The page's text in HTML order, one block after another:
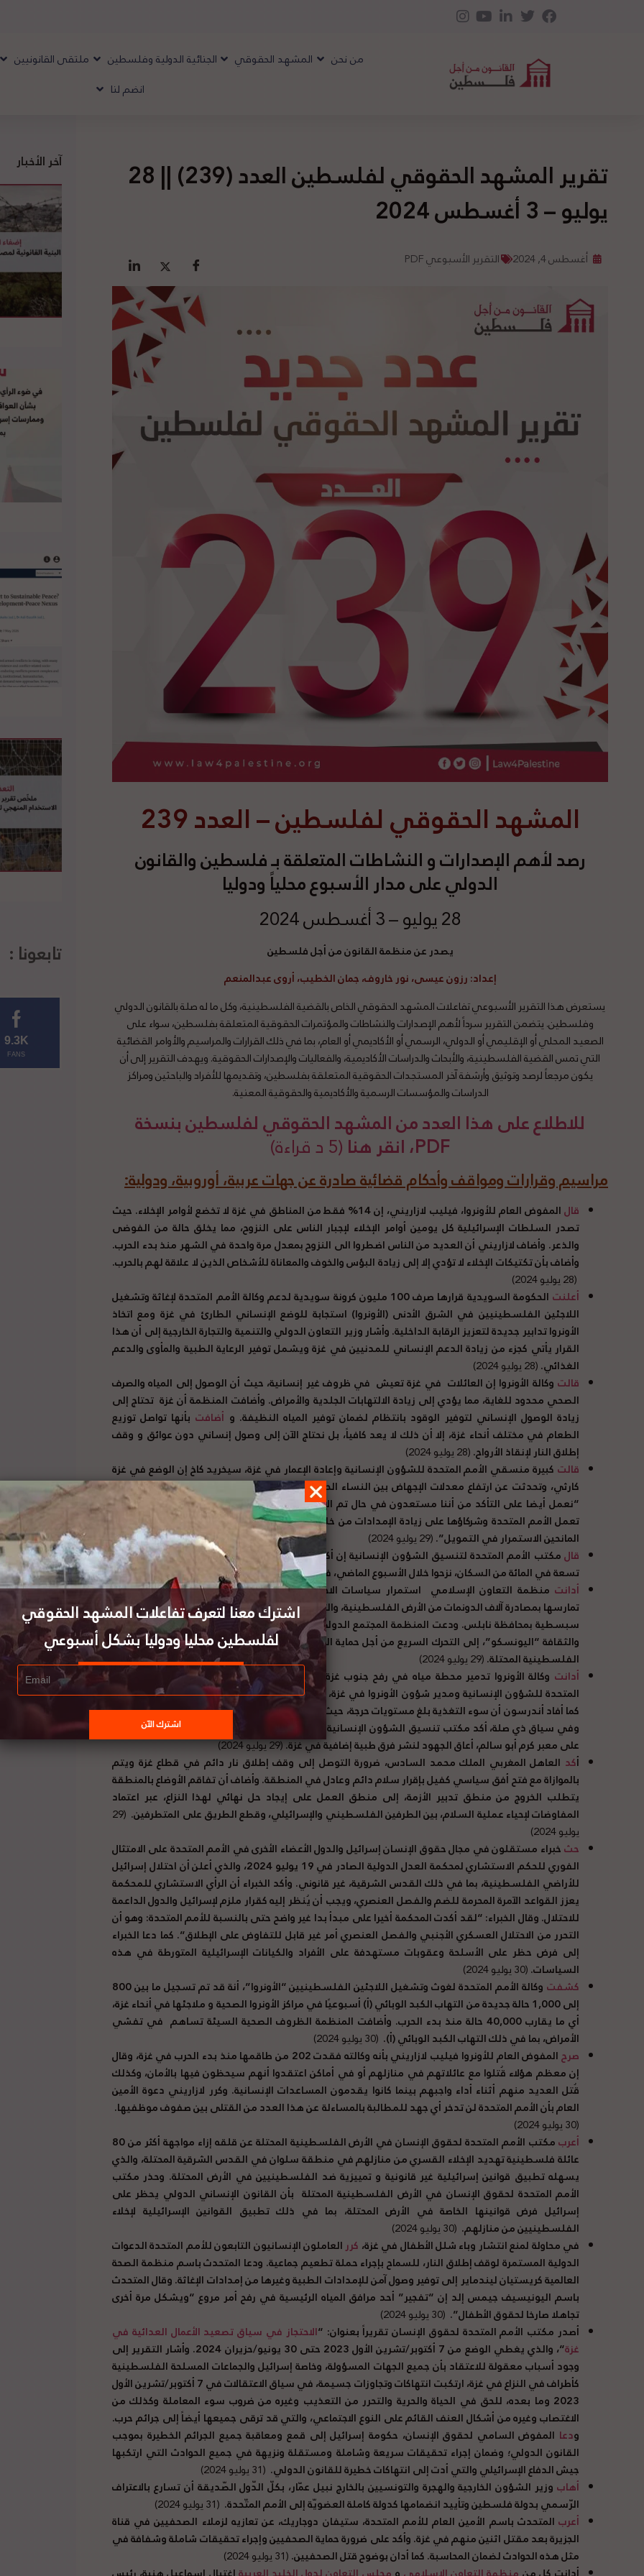
من نحن المشهد الحقوقي الجنائية الدولية وفلسطين ملتقى القانونيين
انضم لنا
تقرير المشهد الحقوقي لفلسطين العدد (239) || 28
يوليو – 3 أغسطس 2024
أغسطس 4, 2024 التقرير الأسبوعي PDF
المشهد الحقوقي لفلسطين – العدد 239
رصدلأهم الإصدارات و النشاطات المتعلقة بـ فلسطين والقانون
الدولي على مدار الأسبوع محلياً ودوليا
28 يوليو – 3 أغسطس 2024
يصدر عن منظمة القانون من أجل فلسطين
إعداد: رزون عيسى، نور خاروف، جمان الخطيب، أروى عبدالمنعم
يستعرض هذا التقرير الأسبوعي تفاعلات المشهد الحقوقي الخاص بالقضية الفلسطينية، وكل ما له صلة بالقانون الدولي
وفلسطين. يتضمن التقرير سرداً لأهم الإصدارات والنشاطات والمؤتمرات الحقوقية المتعلقة بفلسطين، سواء على
الصعيد المحلي أو الإقليمي أو الدولي، الرسمي أو الأكاديمي أو العام، بما في ذلك القرارات والمراسيم والأوامر القضائية
التي تمس القضية الفلسطينية، والأبحاث والدراسات الأكاديمية، والفعاليات والإصدارات الحقوقية. ويهدف التقرير إلى أن
يكون مرجعاً لرصد وتوثيق وأرشفة آخر المستجدات الحقوقية المتعلقة بفلسطين، وتقديمها للأفراد والباحثين ومراكز
الدراسات والمؤسسات الرسمية والأكاديمية والحقوقية المعنية.
للاطلاع على هذا العدد من المشهد الحقوقي لفلسطين بنسخة
PDF، انقر هنا (5 د قراءة)
مراسيم وقرارات ومواقف وأحكام قضائية صادرة عن جهات عربية، أوروبية، ودولية:
قالالمفوضالعام
للأونروا، فيليب لازاريني، إن 14% فقط من المناطق في غزة لا تخضع لأوامر الإخلاء. حيث
تصدر السلطات الإسرائيلية كل يومين أوامر الإخلاء لإجبار الناس على النزوح، مما يخلق حالة من الفوضى
والذعر. وأضاف لازاريني أن العديد من الناس اضطروا الى النزوح بمعدل مرة واحدة في الشهر منذ بدء الحرب.
وأضاف بأن تكتيكات الإخلاء لا تؤدي إلا إلى زيادة البؤس والخوف والمعاناة للأشخاص الذين لا علاقة لهم بالحرب.
(28 يوليو 2024)
أعلنت
الحكومة السويدية قرارها صرف 100 مليون كرونة سويدية لدعم وكالة الأمم المتحدة لإغاثة وتشغيل
اللاجئين الفلسطينيين في الشرق الأدنى (الأونروا) استجابة للوضع الإنساني الطارئ في غزة ومع اتخاذ
الأونروا تدابير جديدة لتعزيز الرقابة الداخلية. وأشار وزير التعاون الدولي والتنمية والتجارة الخارجية إلى أن هذا
القرار يأتي كجزء من زيادة الدعم الإنساني للمدنيين في غزة ويشمل توفير الرعاية الطبية والمأوى والدعم
الغذائي.(28 يوليو 2024)
قالت وكالة الأونروا إن العائلات في غزة تعيش في ظروف غير إنسانية، حيث أن الوصول إلى المياه والصرف
الصحي محدود للغاية، مما يؤدي إلى زيادة الالتهابات الجلدية والأمراض. وأضافت المنظمة أن غزة تحتاج إلى
زيادة الوصول الإنساني لتوفير الوقود بانتظام لضمان توفير المياه النظيفة. و أضافت بأنها تواصل توزيع
الطعام في مختلف أنحاء غزة، إلا أن ذلك لا يعد كافياً، بل نحتاج الآن إلى وصول إنساني دون عوائق و وقف
إطلاق النار لإنقاذ الأرواح.(28 يوليو 2024)
قالت كبيرة منسقي الأمم المتحدة للشؤون الإنسانية وإعادة الإعمار في غزة، سيخريد كاخ إن الوضع في غزة
كارثي، وتحدثت عن ارتفاع معدلات الإجهاض بين النساء الحوامل في غزة ونقص الخدمات الأساسية. وقالت:
“نعمل أيضا على التأكد من أننا مستعدون في حال تم الإعلان عن وقف إطلاق النار المطلوب بشدة. حيث
تعمل الأمم المتحدة وشركاؤها على زيادة الإمدادات من خلال التخزين المسبق من الأردن ومصر، ونطلب من
المانحين الاستمرار في التمويل”.(29 يوليو 2024)
قال
مكتب الأمم المتحدة لتنسيق الشؤون الإنسانية إن أكثر من 200,000 شخص في غزة، أي ما يعادل نحو
تسعة في المائة من السكان، نزحوا خلال الأسبوع الماضي، في أعقاب أوامر الإخلاء الإسرائيلية.(29 يوليو 2024)
أدانت منظمة التعاون الإسلامي استمرار سياسات الاحتلال الإسرائيلي الاستيطانية الاستعمارية التي
تمارسها بمصادرة آلاف الدونمات من الأرض الفلسطينية، والتي كان آخرها الاستيلاء على مواقع تراثية في قرية
سبسطية بمحافظة نابلس. ودعت المنظمة المجتمع الدولي، وخصوصا منظمة الأمم المتحدة للتربية والعلم
والثقافة “اليونسكو”، إلى التحرك السريع من أجل حماية الممتلكات الثقافية المادية وغير المادية في الأرض
الفلسطينية المحتلة.(29 يوليو 2024)
أدانت وكالة الأونروا تدمير محطة مياه في رفح جنوب غزة، حيث أكد سكوت أندرسون، نائب منسق الأمم
المتحدة للشؤون الإنسانية ومدير شؤون الأونروا في غزة، أن هذا التدمير يؤثر سلبًا على قدرة توليد المياه.
كما أفاد أندرسون أن سوء التغذية بلغ مستويات حرجة، حيث تواجه الأمهات صعوبة في توفير الغذاء لأطفالهن.
وفي سياق ذي صلة، أكد مكتب تنسيق الشؤون الإنسانية أن انعدام الأمن المستمر، واقتصار نقطة الوصول
على معبر كرم أبو سالم، أعاق الجهود لنشر فرق طبية إضافية في غزة.(29 يوليو 2024)
أكد العاهل المغربي الملك محمد السادس، ضرورة التوصل إلى وقف إطلاق نار دائم في قطاع غزة ويتم
بالموازاة مع فتح أفق سياسي كفيل بإقرار سلام دائم وعادل في المنطقة. وأضاف أن تفاقم الأوضاع بالمنطقة
يتطلب الخروج من منطق تدبير الأزمة، إلى منطق العمل على إيجاد حل نهائي لهذا النزاع، عبر اعتماد
المفاوضات لإحياء عملية السلام، بين الطرفين الفلسطيني والإسرائيلي، وقطع الطريق على المتطرفين. (29
يوليو 2024)
حثخبراء مستقلون في مجال حقوق الإنسان إسرائيل والدول الأعضاء الأخرى في الأمم المتحدة على الامتثال
الفوري للحكم الاستشاري لمحكمة العدل الدولية الصادر في 19 يوليو 2024، والذي أعلن أن احتلال إسرائيل
للأراضي الفلسطينية، بما في ذلك القدس الشرقية، غير قانوني. وأكد الخبراء أن الرأي الاستشاري للمحكمة
يعزز القواعد الآمرة المحرمة للضم والفصل العنصري، ويجب أن يُنظر إليه كقرار ملزم لإسرائيل والدول الداعمة
للاحتلال. وقال الخبراء: “لقد أكدت المحكمة أخيرا على مبدأ بدا غير واضح حتى بالنسبة للأمم المتحدة: وهو أن
التحرر من الاحتلال العسكري الأجنبي والفصل العنصري أمر غير قابل للتفاوض على الإطلاق”. كما دعا الخبراء
إلى فرض حظر على الأسلحة وعقوبات مستهدفة على الأفراد والكيانات الإسرائيلية المتورطة في هذه
السياسات.(30 يوليو 2024)
كشفت
وكالة الأمم المتحدة لغوث وتشغيل اللاجئين الفلسطينيين “الأونروا”، أنة قد تم تسجيل ما بين 800
إلى 1,000 حالة جديدة من التهاب الكبد الوبائي (أ) أسبوعيًا في مراكز الأونروا الصحية و ملاجئها في أنحاء غزة،
أي ما يقارب 40,000 حالة منذ بدء الحرب. وأضافت المنظمة الظروف الصحية السيئة تساهم
في تفشي
الأمراض، بما في ذلك التهاب الكبد الوبائي (أ). (30 يوليو 2024)
صرح
المفوض العام للأونروا فيليب لازاريني بأنه وكالته فقدت 202 من طاقمها منذ بدء الحرب في غزة، وقال
إن معظم هؤلاء قُتلوا مع عائلاتهم في منازلهم أو في أماكن اعتقدوا أنهم سيحظون فيها بالأمان، وكذلك
قُتل العديد منهم أثناء أداء واجبهم بينما كانوا يقدمون المساعدات الإنسانية. وكرر لازاريني دعوة الأمين
العام بأن الأمم المتحدة لن تدخر أي جهد للمطالبة بالمساءلة عن هذا العدد من القتلى بين صفوف موظفيها.
(30 يوليو 2024)
أعرب
مكتب الأمم المتحدة لحقوق الإنسان في الأرض الفلسطينية المحتلة عن قلقه إزاء مواجهة أكثر من 80
عائلة فلسطينية تهديد الإخلاء القسري من منازلهم في منطقة سلوان في القدس الشرقية المحتلة، والذي
يسهله تطبيق قوانين إسرائيلية غير قانونية و تمييزية ضد الفلسطينيين في الأرض المحتلة. وحذر مكتب
الأمم المتحدة لحقوق الإنسان في الأرض الفلسطينية المحتلة بأن القانون الإنساني الدولي يحظر على
إسرائيل فرض قوانينها الخاصة في الأرض المحتلة، بما في ذلك تطبيق القوانين الإسرائيلية لإخلاء
الفلسطينيين من منازلهم. (30 يوليو 2024)
في محاولة لمنع انتشار وباء شلل الأطفال في غزة، كررالعاملون الإنسانيون التابعون للأمم المتحدة الدعوات
الدولية المستمرة لوقف إطلاق النار، للسماح بإجراء حملة تطعيم جماعية. ودعا المتحدث باسم منظمة الصحة
العالمية كريستيان ليندماير إلى توفير وصول آمن للإمدادات الطبية وغيرها من إمدادات الإغاثة. وقال المتحدث
باسم اليونيسيف جيمس إلد إن “تفجير” أحد مرافق المياه الرئيسية في رفح أمر مروع “ويشكل مرة أخرى
تجاهلا صارخا لحقوق الأطفال”. (30 يوليو 2024)
أصدر مكتب الأمم المتحدة لحقوق الإنسان تقريراً بعنوان: “الاحتجاز في سياق تصعيد الأعمال العدائية في
غزة
“، والذي يغطي الوضع من 7 أكتوبر/تشرين الأول 2023 حتى 30 يونيو/حزيران 2024. وأشار التقرير إلى
وجود أسباب معقولة للاعتقاد بأن جميع الجهات المسؤولة، وخاصة إسرائيل والجماعات المسلحة الفلسطينية
كأطراف في النزاع في غزة، ارتكبت انتهاكات وتجاوزات جسيمة، في سياق الاعتقالات في 7 أكتوبر/تشرين الأول
2023 وما بعده، للحق في الحياة والحرية والتحرر من التعذيب وغيره من ضروب سوء المعاملة وكذلك من
الاغتصاب وغيره من أشكال العنف القائم على النوع الاجتماعي، والتي قد ترقى جميعها أيضاً إلى جرائم حرب.
ودعا المفوض السامي لحقوق الإنسان، حكومة إسرائيل إلى قمع ومعاقبة جميع الجرائم الخطيرة بموجب
القانون الدولي؛ وضمان إجراء تحقيقات سريعة وشاملة ومستقلة ونزيهة في جميع الحوادث التي ارتكبها
جيش الدفاع الإسرائيلي والتي أدت إلى انتهاكات خطيرة للقانون الدولي. (31 يوليو 2024)
أهاب وزير الشؤون الخارجية والهجرة والتونسيين بالخارج نبيل عمّار، بكلّ الدّول الصّديقة أن تسارع بالاعتراف
الرّسمي بدولة فلسطين وتأييد انضمامها كدولة كاملة العضويّة إلى الأمم المتّحدة. (31 يوليو 2024)
أعرب المتحدث باسم الأمين العام للأمم المتحدة، ستيفان دوجاريك، عن تعازيه لزملاء الصحفيين في قناة
الجزيرة بعد مقتل اثنين منهم في غزة. وأكد على ضرورة حماية الصحفيين وإجراء تحقيقات شاملة وشفافة في
مثل هذه الحوادث لضمان المحاسبة. كما أدان بوضوح قتل الصحفيين.(31 يوليو 2024)
آخر الأخبار
تابعونا :
9.3K
FANS
اشترك معنا لتعرف تفاعلات المشهد الحقوقي
لفلسطين محليا ودوليا بشكل أسبوعي